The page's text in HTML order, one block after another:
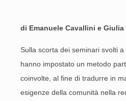
di Emanuele Cavallini e Giulia
Sulla scorta dei seminari svolti
hanno impostato un metodo
coinvolte, al fine di tradurre in
esigenze della comunità nella